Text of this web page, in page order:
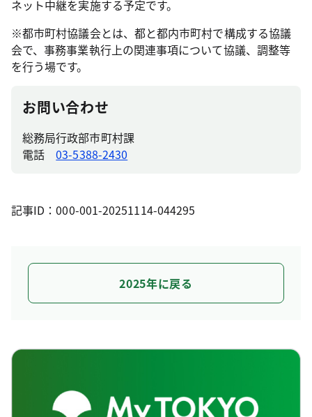
ネット中継を実施する予定です。
※都市町村協議会とは、都と都内市町村で構成する協議
会で、事務事業執行上の関連事項について協議、調整等
を行う場です。
お問い合わせ
総務局行政部市町村課
電話03-5388-2430
記事ID：000-001-20251114-044295
2025年に戻る